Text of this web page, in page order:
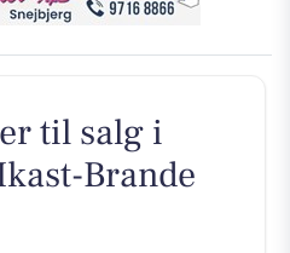
til salg i
Brande